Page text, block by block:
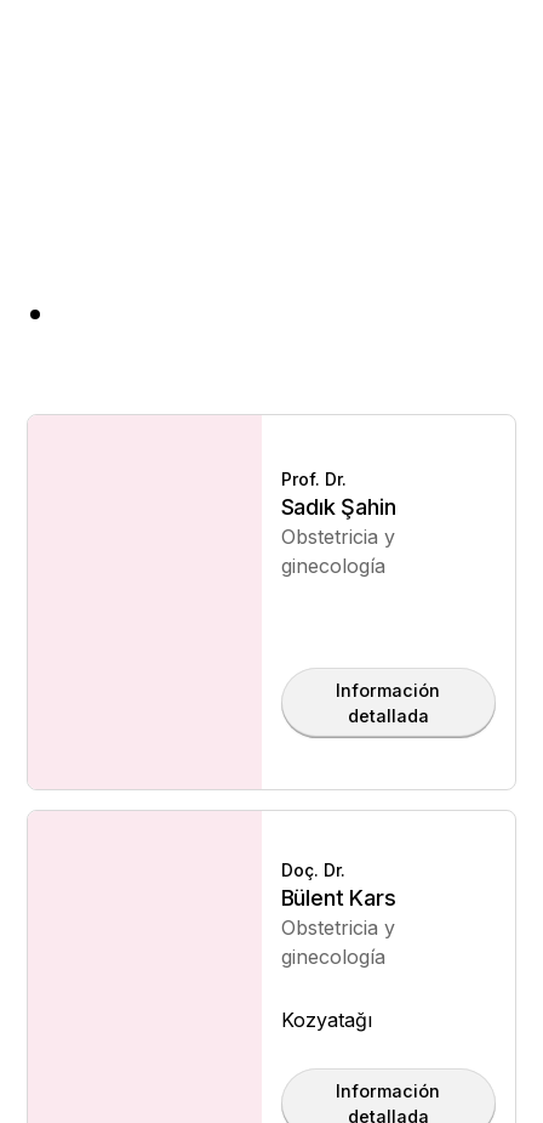
Prof. Dr.
Sadık Şahin
Obstetricia y
ginecología
Información
detallada
Doç. Dr.
Bülent Kars
Obstetricia y
ginecología
Kozyatağı
Información
detallada